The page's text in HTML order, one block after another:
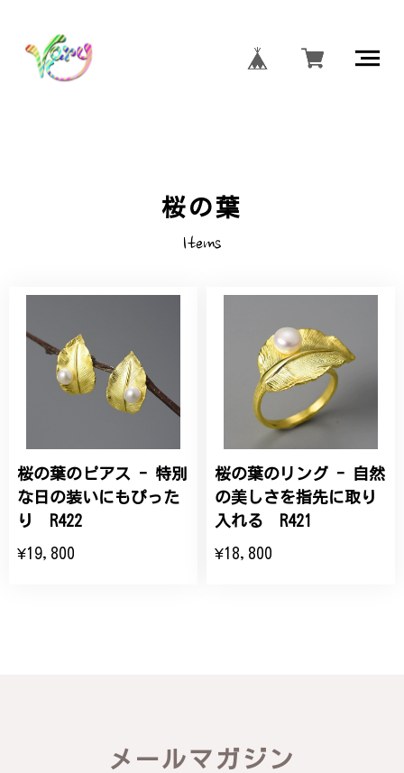
桜の葉
Items
桜の葉のピアス - 特別
な日の装いにもぴった
り R422
¥19,800
桜の葉のリング - 自然
の美しさを指先に取り
入れる R421
¥18,800
メールマガジン